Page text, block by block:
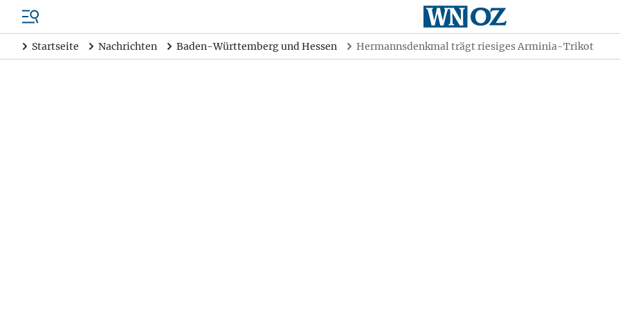
Startseite Nachrichten Baden-Württemberg und Hessen Hermannsdenkmal trägt riesiges Arminia-Trikot